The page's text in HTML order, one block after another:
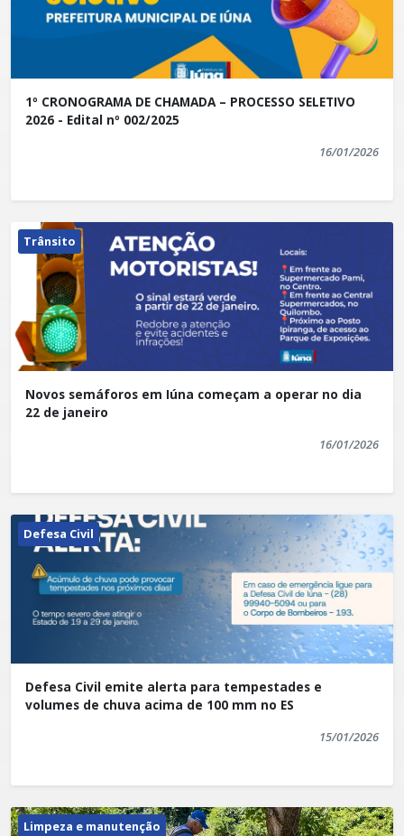
1º CRONOGRAMA DE CHAMADA – PROCESSO SELETIVO
2026 - Edital nº 002/2025
16/01/2026
Trânsito
Novos semáforos em Iúna começam a operar no dia
22 de janeiro
16/01/2026
Defesa Civil
Defesa Civil emite alerta para tempestades e
volumes de chuva acima de 100 mm no ES
15/01/2026
Limpeza e manutenção